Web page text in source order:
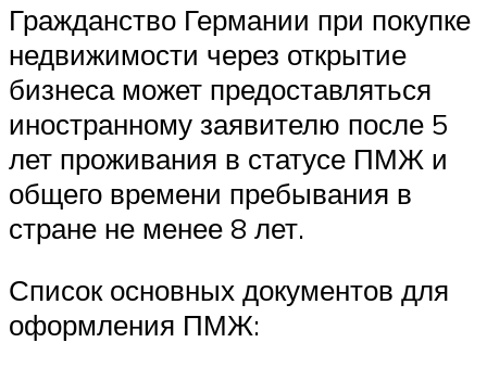
Гражданство Германии при покупке
недвижимости через открытие
бизнеса может предоставляться
иностранному заявителю после 5
лет проживания в статусе ПМЖ и
общего времени пребывания в
стране не менее 8 лет.
Список основных документов для
оформления ПМЖ: